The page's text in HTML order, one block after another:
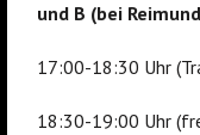
und B (bei
17:00-18:30 Uhr
18:30-19:00 Uhr